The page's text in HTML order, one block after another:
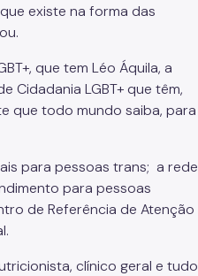
existe na forma das
que tem Léo Áquila, a
Cidadania LGBT+ que têm,
que todo mundo saiba, para
para pessoas trans; a rede
para pessoas
de Referência de Atenção
clínico geral e tudo